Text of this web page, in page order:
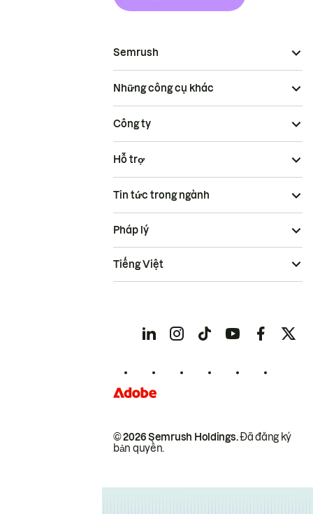
Semrush
Những công cụ khác
Công ty
Hỗ trợ
Tin tức trong ngành
© 2026 Semrush Holdings.Đã đăng ký
bản quyền.
Pháp lý
Tiếng Việt